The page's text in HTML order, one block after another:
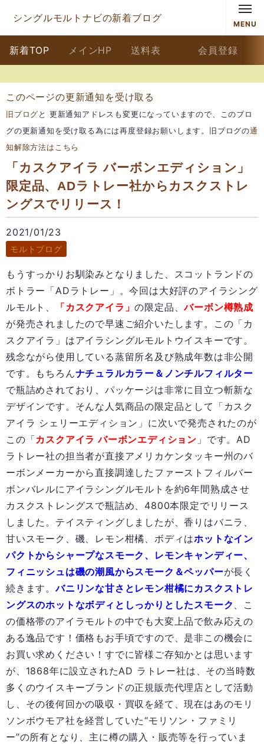
シングルモルトナビの新着ブログ
MENU
新着TOP メインHP 送料表 会員登録
このページの更新通知を受け取る
旧ブログと 更新通知アドレスも変更になっていますので、このブロ
グの更新通知を受け取る為には再度登録お願いします。旧ブログの通
知解除方法はこちら
「カスクアイラ バーボンエディション」
限定品、ADラトレー社からカスクストレ
ングスでリリース！
2021/01/23
モルトブログ
もうすっかりお馴染みとなりました、スコットランドの
ボトラー「ADラトレー」。今回は大好評のアイラシング
ルモルト、
「カスクアイラ」の限定品、バーボン樽熟成
が発売されましたので早速ご紹介いたします。この「カ
スクアイラ」はアイラシングルモルトウイスキーです。
残念ながら使用している蒸留所名及び熟成年数は非公開
です。もちろんナチュラルカラー＆ノンチルフィルター
で瓶詰めされており、パッケージは非常に目立つ斬新な
デザインです。そんな人気商品の限定品として「カスク
アイラ シェリーエディション」に次いで発売されたのが
この「カスクアイラ バーボンエディション 」です。AD
ラトレー社の担当者が直接アメリカケンタッキー州のバ
ーボンメーカーから直接調達したファーストフィルバー
ボンバレルにアイラシングルモルトを約6年間熟成させ
カスクストレングスで瓶詰め、4800本限定でリリース
しました。テイスティングしましたが、香りはバニラ、
甘いスモーク、磯、レモン柑橘、ボディはホットなイン
パクトからシャープなスモーク、レモンキャンディー、
フィニッシュは磯の潮風からスモーク＆ペッパーが長く
続きます。バニリンな甘さとレモン柑橘にカスクストレ
ングスのホットなボディとしっかりとしたスモーク 、こ
の価格帯のアイラモルトの中でも大変上品で飲み応えの
ある逸品です！価格もお手頃ですので、是非この機会に
お買い求めください！すでに皆様ご存知かとは思います
が、1868年に設立されたAD ラトレー社は、その当時数
多くのウイスキーブランドの正規販売代理店として活動
し、その後何回かの吸収・買収を経て、現在はあのモリ
ソンボウモア社を経営していた“モリソン・ファミリ
ー”の所有となり、主に樽の購入・販売等を行っていま